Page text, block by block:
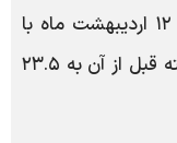
اعلام شد. این نرخ در هفته منتهی به ۱۲ اردیبهشت ماه با
کاهش یک صدم درصدی نسبت به هفته قبل از آن به ۲۳.۵